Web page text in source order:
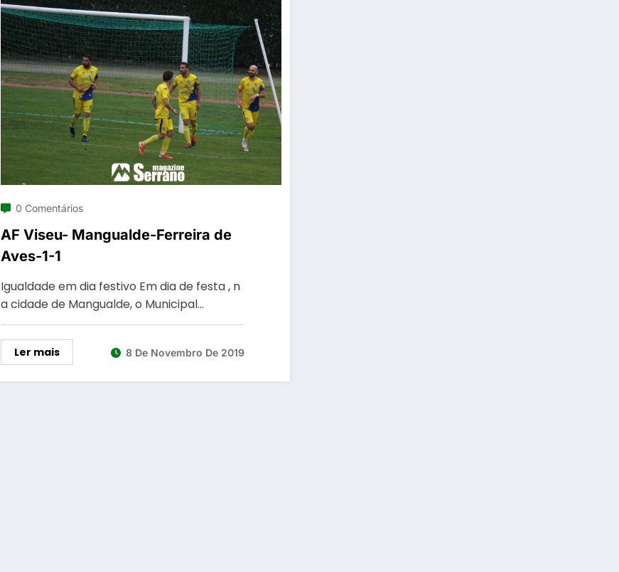
0 Comentários
AF Viseu- Mangualde-Ferreira de
Aves-1-1
Igualdade em dia festivo Em dia de festa , n
a cidade de Mangualde, o Municipal…
Ler mais 8 De Novembro De 2019